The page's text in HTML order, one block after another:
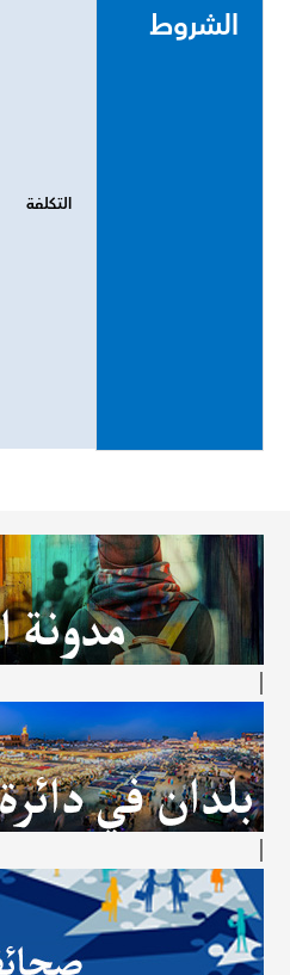
الشروط
التكلفة
|
|